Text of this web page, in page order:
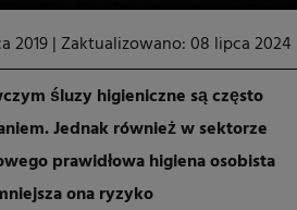
2019| Zaktualizowano: 08 lipca 2024
śluzy higieniczne są często
Jednak również w sektorze
prawidłowa higiena osobista
ona ryzyko